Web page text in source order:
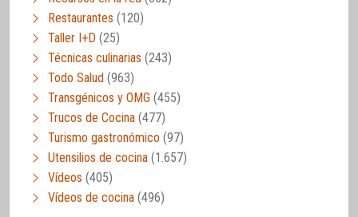
Restaurantes (120)
Taller I+D (25)
Técnicas culinarias (243)
Todo Salud (963)
Transgénicos y OMG (455)
Trucos de Cocina (477)
Turismo gastronómico (97)
Utensilios de cocina (1.657)
Vídeos (405)
Vídeos de cocina (496)